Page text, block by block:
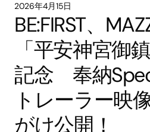
2026年4月15日
BE:FIRST、
「平安神宮御
記念　奉納
トレーラー映
がけ公開！